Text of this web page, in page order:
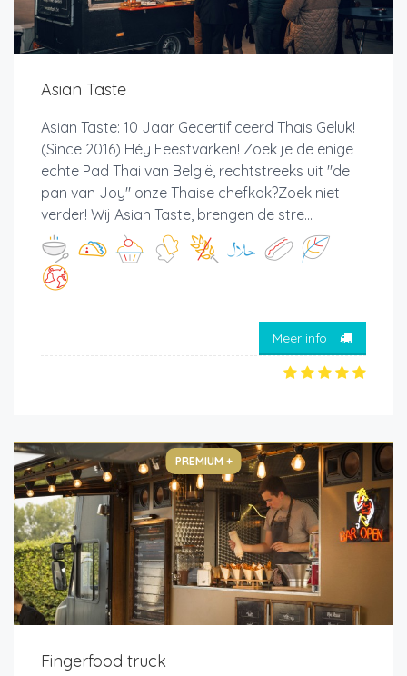
Asian Taste
Asian Taste: 10 Jaar Gecertificeerd Thais Geluk!
(Since 2016) Héy Feestvarken! Zoek je de enige
echte Pad Thai van België, rechtstreeks uit "de
pan van Joy" onze Thaise chefkok?Zoek niet
verder! Wij Asian Taste, brengen de stre...
Meer info
PREMIUM +
Fingerfood truck